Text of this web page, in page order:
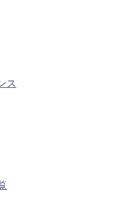
ス